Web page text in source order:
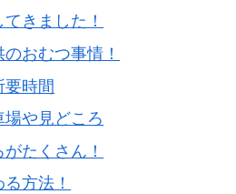
きました！
おむつ事情！
要時間
や見どころ
たくさん！
方法！